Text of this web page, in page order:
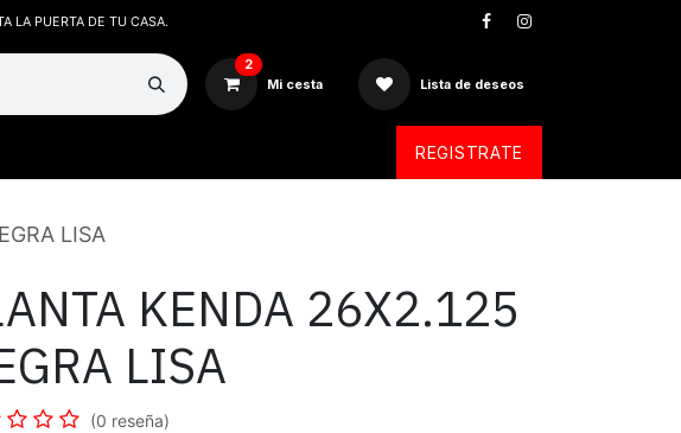
LA PUERTA DE TU CASA.
2
Mi cesta Lista de deseos
REGISTRATE
LISA
KENDA 26X2.125
LISA
(0 reseña)